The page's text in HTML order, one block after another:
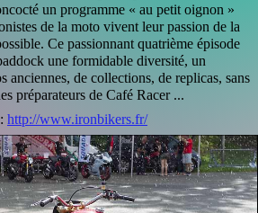
un programme « au petit oignon »
de la moto vivent leur passion de la
Ce passionnant quatrième épisode
une formidable diversité, un
anciennes, de collections, de replicas, sans
préparateurs de Café Racer ...
http://www.ironbikers.fr/